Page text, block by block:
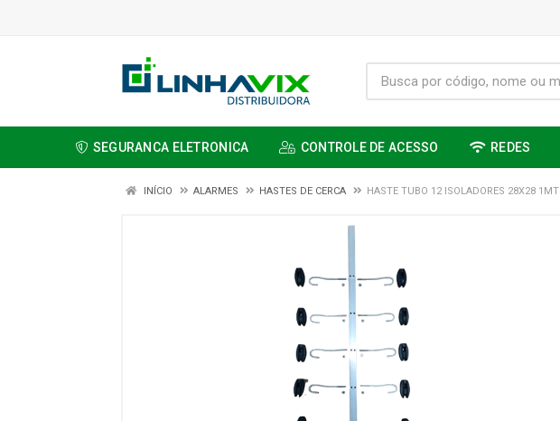
SEGURANCA ELETRONICA CONTROLE DE ACESSO REDES
INÍCIO ALARMES HASTES DE CERCA HASTE TUBO 12 ISOLADORES 28X28 1MT